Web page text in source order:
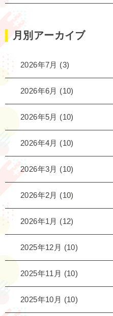
月別アーカイブ
2026年7月 (3)
2026年6月 (10)
2026年5月 (10)
2026年4月 (10)
2026年3月 (10)
2026年2月 (10)
2026年1月 (12)
2025年12月 (10)
2025年11月 (10)
2025年10月 (10)